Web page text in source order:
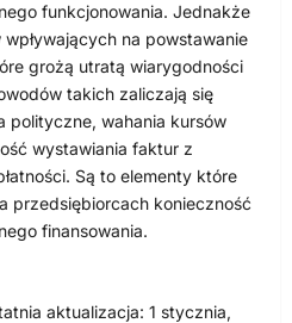
funkcjonowania. Jednakże
na powstawanie
grożą utratą wiarygodności
takich zaliczają się
polityczne, wahania kursów
wystawiania faktur z
Są to elementy które
przedsiębiorcach konieczność
finansowania.
aktualizacja: 1 stycznia,